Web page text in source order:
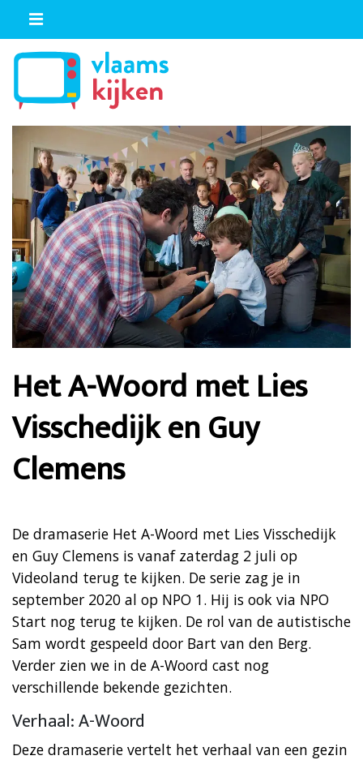
Het A-Woord met Lies
Visschedijk en Guy
Clemens
De dramaserie Het A-Woord met Lies Visschedijk
en Guy Clemens is vanaf zaterdag 2 juli op
Videoland terug te kijken. De serie zag je in
september 2020 al op NPO 1. Hij is ook via NPO
Start nog terug te kijken. De rol van de autistische
Sam wordt gespeeld door Bart van den Berg.
Verder zien we in de A-Woord cast nog
verschillende bekende gezichten.
Verhaal: A-Woord
Deze dramaserie vertelt het verhaal van een gezin